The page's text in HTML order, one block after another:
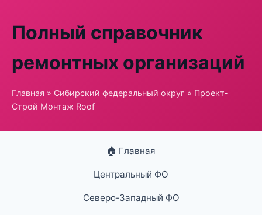
Полный справочник
ремонтных организаций
Главная » Сибирский федеральный округ » Проект-
Строй Монтаж Roof
🏠 Главная
Центральный ФО
Северо-Западный ФО